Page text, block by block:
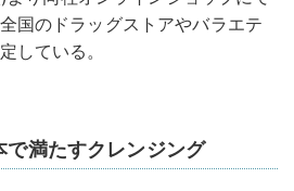
国のドラッグストアやバラエテ
している。
で満たすクレンジング